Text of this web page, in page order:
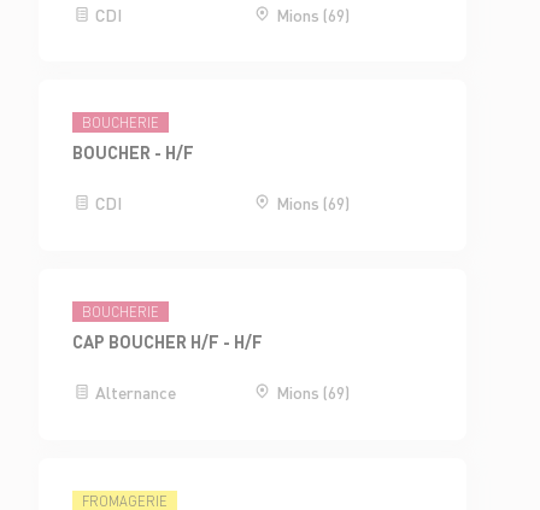
CDI Mions (69)
BOUCHERIE
BOUCHER - H/F
CDI Mions (69)
BOUCHERIE
CAP BOUCHER H/F - H/F
Alternance Mions (69)
FROMAGERIE